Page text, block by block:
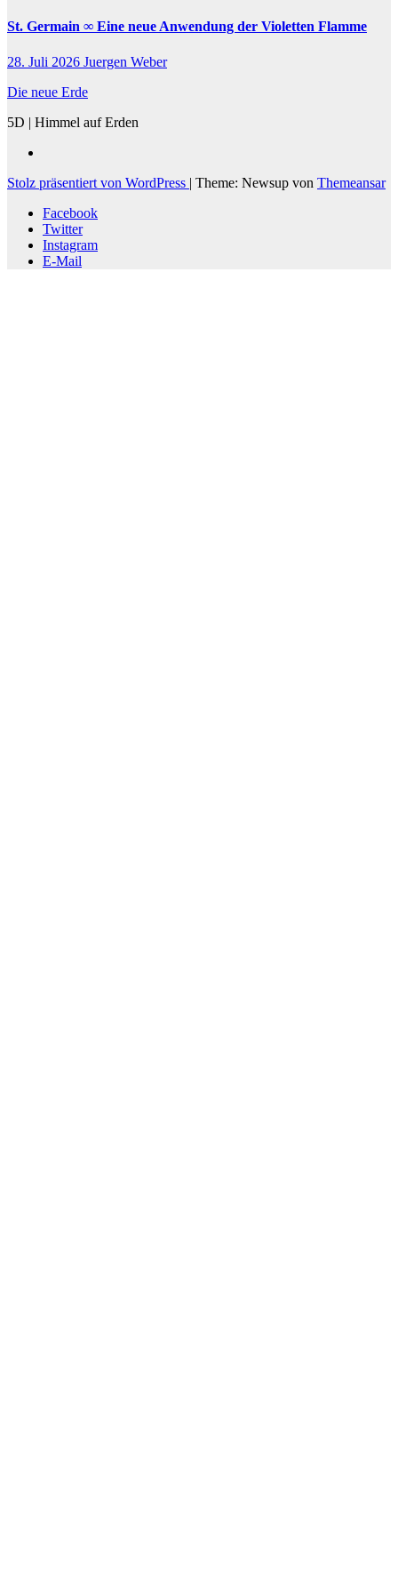
St. Germain ∞ Eine neue Anwendung der Violetten Flamme
28. Juli 2026 Juergen Weber
Die neue Erde
5D | Himmel auf Erden
Stolz präsentiert von WordPress | Theme: Newsup von Themeansar
Facebook
Twitter
Instagram
E-Mail